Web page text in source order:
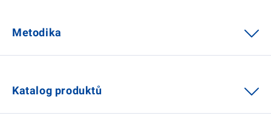
Metodika
Katalog produktů